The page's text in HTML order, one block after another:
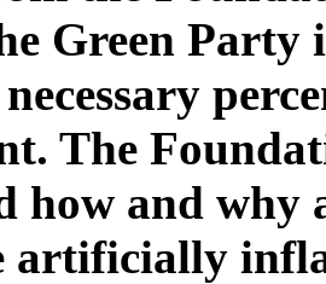
Green
The
how and why
artificially